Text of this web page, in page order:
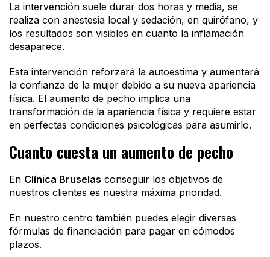
La intervención suele durar dos horas y media, se
realiza con anestesia local y sedación, en quirófano, y
los resultados son visibles en cuanto la inflamación
desaparece.
Esta intervención reforzará la autoestima y aumentará
la confianza de la mujer debido a su nueva apariencia
física. El aumento de pecho implica una
transformación de la apariencia física y requiere estar
en perfectas condiciones psicológicas para asumirlo.
Cuanto cuesta un aumento de pecho
En Clínica Bruselas conseguir los objetivos de
nuestros clientes es nuestra máxima prioridad.
En nuestro centro también puedes elegir diversas
fórmulas de financiación para pagar en cómodos
plazos.